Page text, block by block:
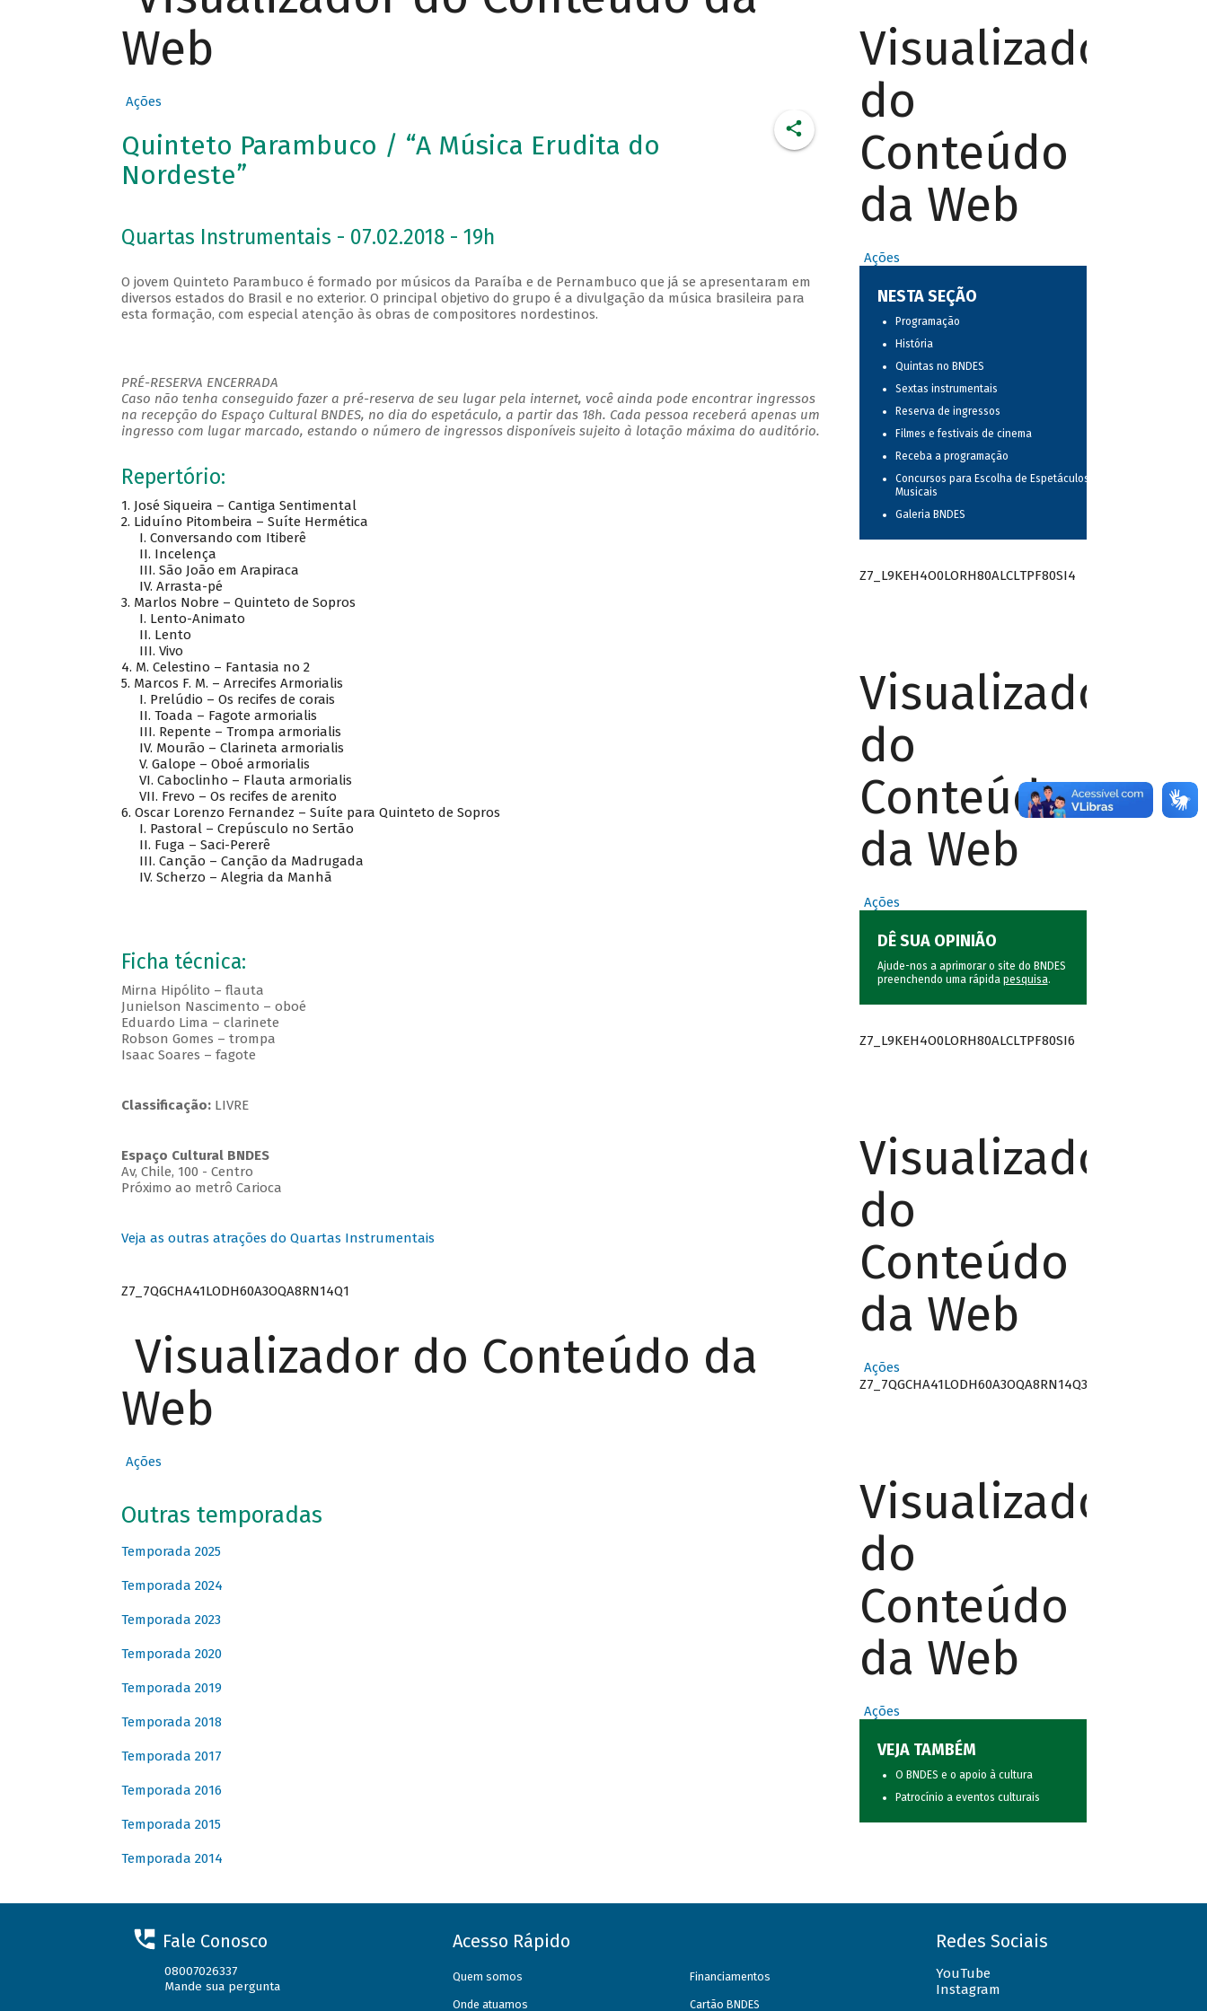
Web
Ações
Quinteto Parambuco / “A Música Erudita do
Nordeste”
Quartas Instrumentais - 07.02.2018 - 19h
O jovem Quinteto Parambuco é formado por músicos da Paraíba e de Pernambuco que já se apresentaram em
diversos estados do Brasil e no exterior. O principal objetivo do grupo é a divulgação da música brasileira para
esta formação, com especial atenção às obras de compositores nordestinos.
PRÉ-RESERVA ENCERRADA
Caso não tenha conseguido fazer a pré-reserva de seu lugar pela internet, você ainda pode encontrar ingressos
na recepção do Espaço Cultural BNDES, no dia do espetáculo, a partir das 18h. Cada pessoa receberá apenas um
ingresso com lugar marcado, estando o número de ingressos disponíveis sujeito à lotação máxima do auditório.
Repertório:
1. José Siqueira – Cantiga Sentimental
2. Liduíno Pitombeira – Suíte Hermética
I. Conversando com Itiberê
II. Incelença
III. São João em Arapiraca
IV. Arrasta-pé
3. Marlos Nobre – Quinteto de Sopros
I. Lento-Animato
II. Lento
III. Vivo
4. M. Celestino – Fantasia no 2
5. Marcos F. M. – Arrecifes Armorialis
I. Prelúdio – Os recifes de corais
II. Toada – Fagote armorialis
III. Repente – Trompa armorialis
IV. Mourão – Clarineta armorialis
V. Galope – Oboé armorialis
VI. Caboclinho – Flauta armorialis
VII. Frevo – Os recifes de arenito
6. Oscar Lorenzo Fernandez – Suíte para Quinteto de Sopros
I. Pastoral – Crepúsculo no Sertão
II. Fuga – Saci-Pererê
III. Canção – Canção da Madrugada
IV. Scherzo – Alegria da Manhã
Ficha técnica:
Mirna Hipólito – flauta
Junielson Nascimento – oboé
Eduardo Lima – clarinete
Robson Gomes – trompa
Isaac Soares – fagote
Classificação:LIVRE
Espaço Cultural BNDES
Av, Chile, 100 - Centro
Próximo ao metrô Carioca
Veja as outras atrações do Quartas Instrumentais
Z7_7QGCHA41LODH60A3OQA8RN14Q1
Visualizador do Conteúdo da
Web
Ações
Outras temporadas
Temporada 2025
Temporada 2024
Temporada 2023
Temporada 2020
Temporada 2019
Temporada 2018
Temporada 2017
Temporada 2016
Temporada 2015
Temporada 2014
Visualizador
do
Conteúdo
da Web
Ações
NESTA SEÇÃO
Programação
História
Quintas no BNDES
Sextas instrumentais
Reserva de ingressos
Filmes e festivais de cinema
Receba a programação
Concursos para Escolha de Espetáculos
Musicais
Galeria BNDES
Z7_L9KEH4O0LORH80ALCLTPF80SI4
Visualizador
do
Conteúdo
da Web
Ações
DÊ SUA OPINIÃO
Ajude-nos a aprimorar o site do BNDES
preenchendo uma rápida pesquisa.
Z7_L9KEH4O0LORH80ALCLTPF80SI6
Visualizador
do
Conteúdo
da Web
Ações
Z7_7QGCHA41LODH60A3OQA8RN14Q3
Visualizador
do
Conteúdo
da Web
Ações
VEJA TAMBÉM
O BNDES e o apoio à cultura
Patrocínio a eventos culturais
Fale Conosco
08007026337
Mande sua pergunta
Acesso Rápido
Quem somos
Onde atuamos
Financiamentos
Cartão BNDES
Redes Sociais
YouTube
Instagram